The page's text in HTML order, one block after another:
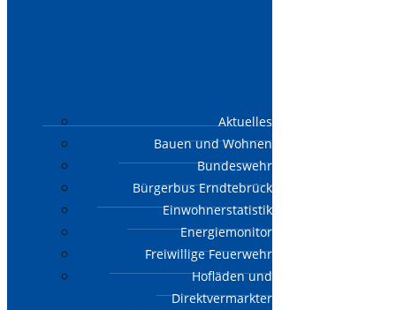
Aktuelles
Bauen und Wohnen
Bundeswehr
Bürgerbus Erndtebrück
Einwohnerstatistik
Energiemonitor
Freiwillige Feuerwehr
Hofläden und
Direktvermarkter